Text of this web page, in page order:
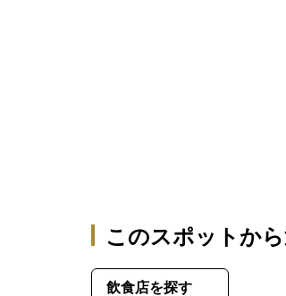
このスポットか
飲食店を探す